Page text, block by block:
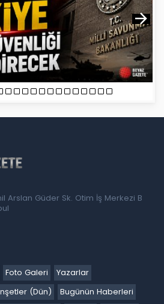
Arslan Güder Sk. Otim İş Merkezi B
Foto Galeri
Yazarlar
(Dün)
Bugünün Haberleri